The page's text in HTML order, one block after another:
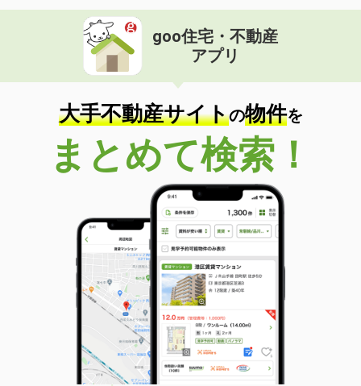
goo住宅・不動産
アプリ
大手不動産サイトの物件を
まとめて検索！